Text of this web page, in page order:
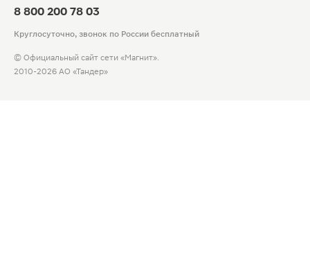
8 800 200 78 03
Круглосуточно, звонок по России бесплатный
© Официальный сайт сети «Магнит».
2010-2026 АО «Тандер»